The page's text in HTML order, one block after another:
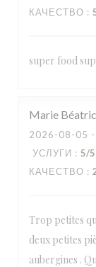
КАЧЕСТВО :
super food
Marie
2026-08-05
УСЛУГИ : 5/5
КАЧЕСТВО :
Trop petites
deux petites
aubergines .